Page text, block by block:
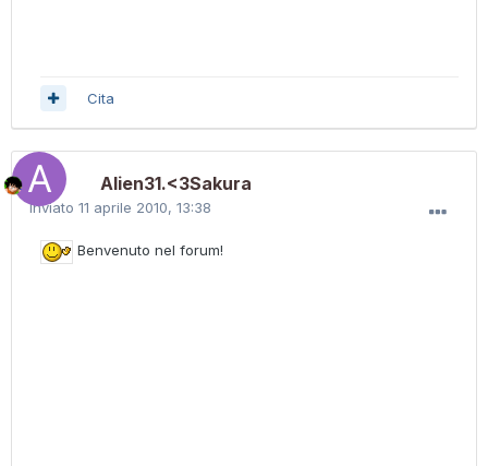
Cita
Alien31.<3Sakura
Inviato 11 aprile 2010, 13:38
Benvenuto nel forum!